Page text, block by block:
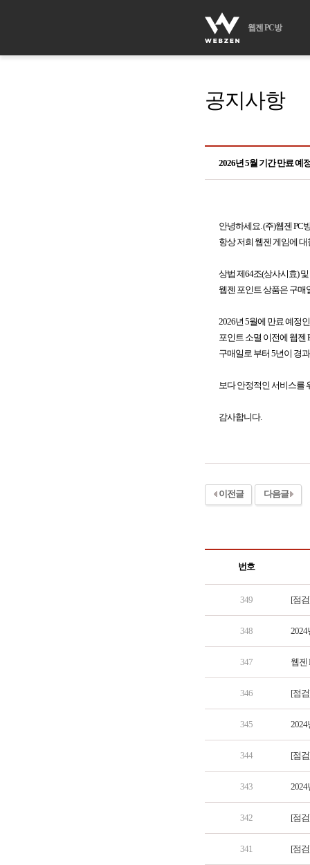
웹젠 PC방
공지사항
2026년 5월 기간 만료 예
안녕하세요. (주)웹젠 PC
항상 저희 웹젠 게임에
상법 제64조(상사시효)
웹젠 포인트 상품은 구매
2026년 5월에 만료 예정
포인트 소멸 이전에 웹젠
구매일로 부터 5년이 경
보다 안정적인 서비스를
감사합니다.
이전글 다음글
번호
349 [점
348 2024
347 웹젠
346 [점
345 2024
344 [점
343 2024
342 [점
341 [점